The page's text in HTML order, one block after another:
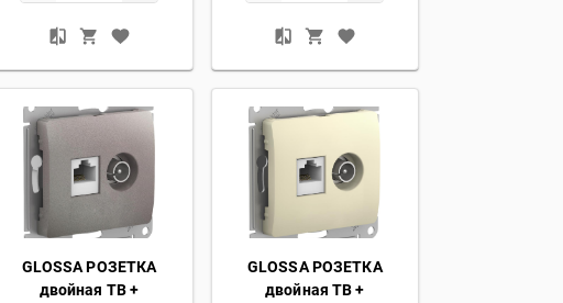
GLOSSA РОЗЕТКА
двойная ТВ +
GLOSSA РОЗЕТКА
двойная ТВ +